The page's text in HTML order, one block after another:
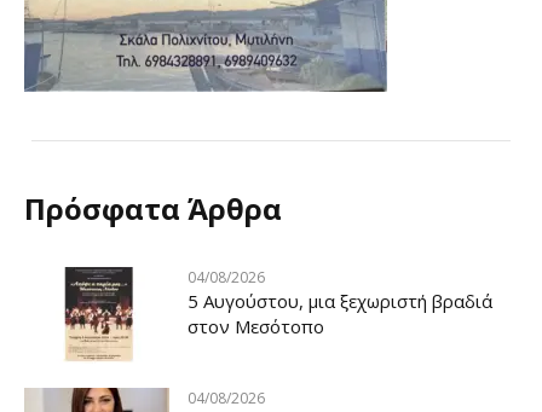
Πρόσφατα Άρθρα
04/08/2026
5 Αυγούστου, μια ξεχωριστή βραδιά
στον Μεσότοπο
04/08/2026